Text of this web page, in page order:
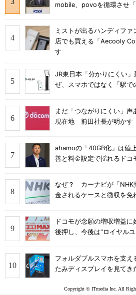
mobile、povoを循環させ
ミストが出るハンディフ
店でも買える「Aecooly
す
JR東日本「分かりにくい
ぜ、スマホではなく「駅で
まだ「つながりにくい」声
現在地 前田社長が明かす
ahamoの「40GB化」は値
善と料金設定で揺れるドコ
なぜ？ カーナビが「
金されるケースと徴収を免
ドコモが念願の増収増益
後押し、今後は“ロイヤル
フォルダブルスマホを支
たみディスプレイを見てき
Copyright © ITmedia Inc. All